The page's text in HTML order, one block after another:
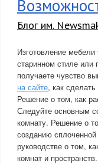
Блог им.
Изготовление
старинном стиле или
получаете чувство
на сайте, как
Решение о том, как
Следуйте основным
комнату. Решение о
созданию
руководстве о том,
комнат и пространств.